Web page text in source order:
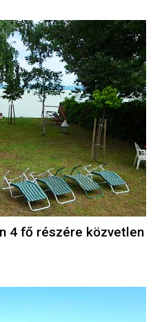
4 fő részére közvetlen